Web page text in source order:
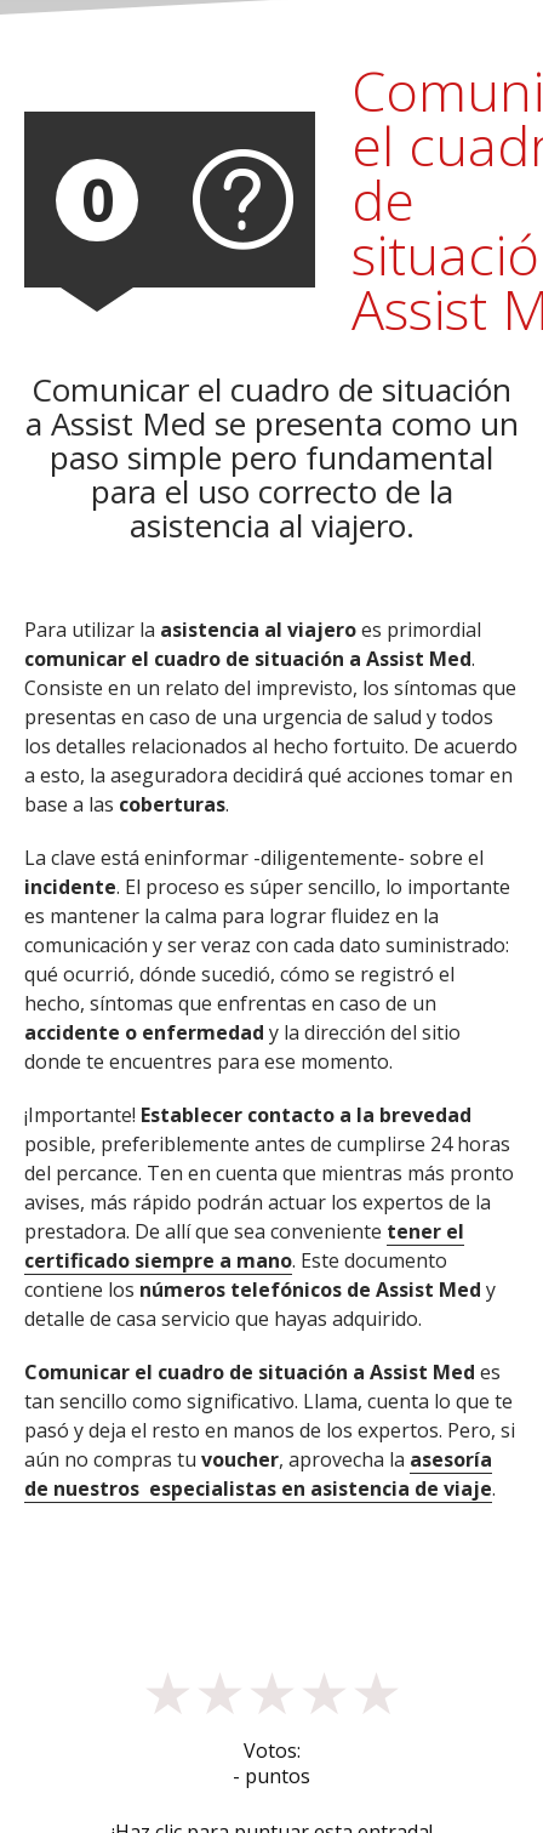
0
el
de
Assist
Comunicar el cuadro de situación
a Assist Med se presenta como un
paso simple pero fundamental
para el uso correcto de la
asistencia al viajero.
Para utilizar la asistencia al viajeroes primordial
comunicar el cuadro de situación a Assist Med.
Consiste en un relato del imprevisto, los síntomas que
presentas en caso de una urgencia de salud y todos
los detalles relacionados al hecho fortuito. De acuerdo
a esto, la aseguradora decidirá qué acciones tomar en
base a las coberturas.
La clave está eninformar -diligentemente- sobre el
incidente. El proceso es súper sencillo, lo importante
es mantener la calma para lograr fluidez en la
comunicación y ser veraz con cada dato suministrado:
qué ocurrió, dónde sucedió, cómo se registró el
hecho, síntomas que enfrentas en caso de un
accidente o enfermedad y la dirección del sitio
donde te encuentres para ese momento.
¡Importante! Establecer contacto a la brevedad
posible, preferiblemente antes de cumplirse 24 horas
del percance. Ten en cuenta que mientras más pronto
avises, más rápido podrán actuar los expertos de la
prestadora. De allí que sea conveniente tener el
certificado siempre a mano. Este documento
contiene los números telefónicos de Assist Med y
detalle de casa servicio que hayas adquirido.
Comunicar el cuadro de situación a Assist Med es
tan sencillo como significativo. Llama, cuenta lo que te
pasó y deja el resto en manos de los expertos. Pero, si
aún no compras tu voucher, aprovecha la asesoría
de nuestros especialistas en asistencia de viaje.
★★★★★
Votos:
- puntos